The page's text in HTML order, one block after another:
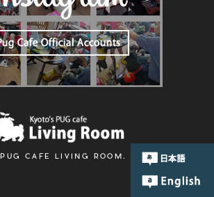
CAFE LIVING ROOM.